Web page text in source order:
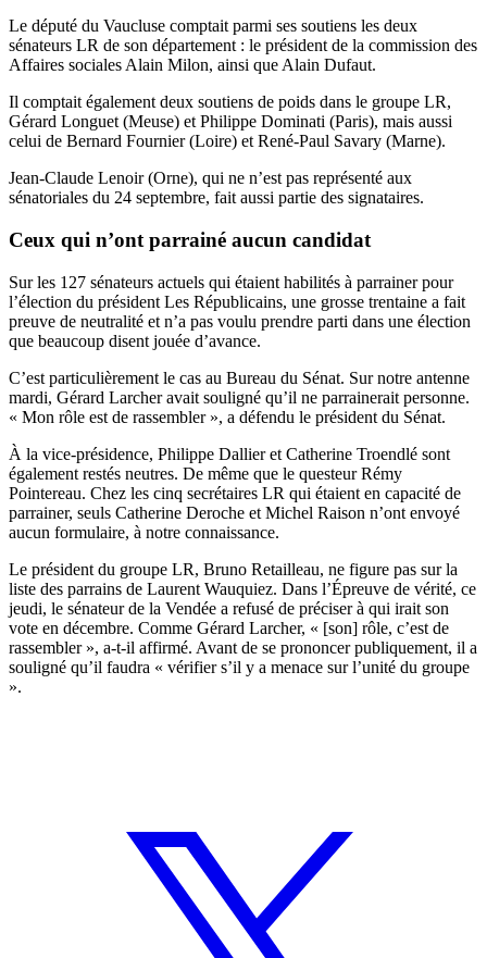
Le député du Vaucluse comptait parmi ses soutiens les deux
sénateurs LR de son département : le président de la commission des
Affaires sociales Alain Milon, ainsi que Alain Dufaut.
Il comptait également deux soutiens de poids dans le groupe LR,
Gérard Longuet (Meuse) et Philippe Dominati (Paris), mais aussi
celui de Bernard Fournier (Loire) et René-Paul Savary (Marne).
Jean-Claude Lenoir (Orne), qui ne n’est pas représenté aux
sénatoriales du 24 septembre, fait aussi partie des signataires.
Ceux qui n’ont parrainé aucun candidat
Sur les 127 sénateurs actuels qui étaient habilités à parrainer pour
l’élection du président Les Républicains, une grosse trentaine a fait
preuve de neutralité et n’a pas voulu prendre parti dans une élection
que beaucoup disent jouée d’avance.
C’est particulièrement le cas au Bureau du Sénat. Sur notre antenne
mardi, Gérard Larcher avait souligné qu’il ne parrainerait personne.
« Mon rôle est de rassembler », a défendu le président du Sénat.
À la vice-présidence, Philippe Dallier et Catherine Troendlé sont
également restés neutres. De même que le questeur Rémy
Pointereau. Chez les cinq secrétaires LR qui étaient en capacité de
parrainer, seuls Catherine Deroche et Michel Raison n’ont envoyé
aucun formulaire, à notre connaissance.
Le président du groupe LR, Bruno Retailleau, ne figure pas sur la
liste des parrains de Laurent Wauquiez. Dans l’Épreuve de vérité, ce
jeudi, le sénateur de la Vendée a refusé de préciser à qui irait son
vote en décembre. Comme Gérard Larcher, « [son] rôle, c’est de
rassembler », a-t-il affirmé. Avant de se prononcer publiquement, il a
souligné qu’il faudra « vérifier s’il y a menace sur l’unité du groupe
».